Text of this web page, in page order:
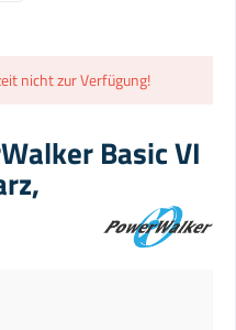
nicht zur Verfügung!
Basic VI